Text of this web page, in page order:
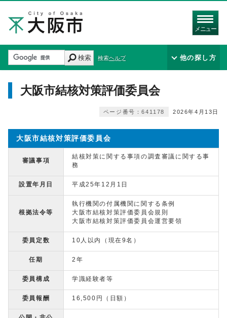
メニュー
検索 検索ヘルプ 他の探し方
大阪市結核対策評価委員会
2026年4月13日
ページ番号：641178
大阪市結核対策評価委員会
審議事項
結核対策に関する事項の調査審議に関する事
務
設置年月日 平成25年12月1日
根拠法令等
執行機関の付属機関に関する条例
大阪市結核対策評価委員会規則
大阪市結核対策評価委員会運営要領
委員定数 10人以内（現在9名）
任期 2年
委員構成 学識経験者等
委員報酬 16,500円（日額）